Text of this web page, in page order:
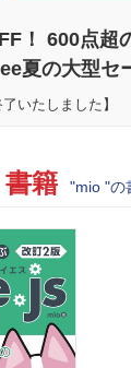
！ 600点超
夏の大型セ
いたしました】
籍 "mio "の